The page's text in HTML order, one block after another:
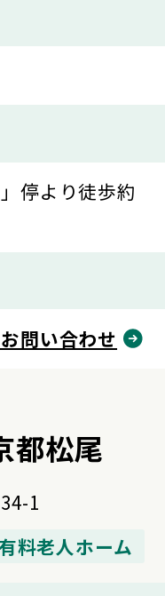
停より徒歩約
問い合わせ
都松尾
1
料老人ホーム